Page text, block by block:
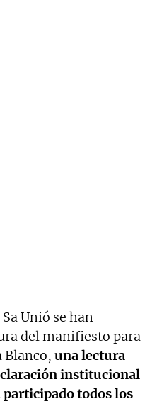
Unió se han
del manifiesto para
Blanco, una lectura
institucional
participado todos los